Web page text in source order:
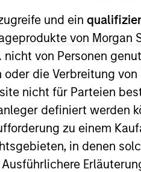
und ein
von
von Personen
die Verbreitung
nicht für Parteien
definiert werden
zu einem
in denen
in 2026 and setting
Driving
in 2026 and setting